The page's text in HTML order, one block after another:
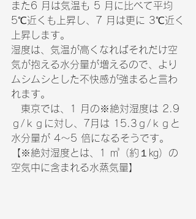
また6 月は気温も 5 月に比べて平均
5℃近くも上昇し、7 月は更に 3℃近く
上昇します。
湿度は、気温が高くなればそれだけ空
気が抱える水分量が増えるので、より
ムシムシとした不快感が強まると言わ
れます。
東京では、1 月の※絶対湿度は 2.9
ｇ/ｋｇに対し、7月は 15.3ｇ/ｋｇと
水分量が 4～5 倍になるそうです。
【※絶対湿度とは、1 ㎥（約１㎏）の
空気中に含まれる水蒸気量】